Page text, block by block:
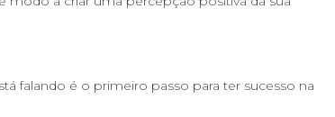
falando é o primeiro passo para ter sucesso na